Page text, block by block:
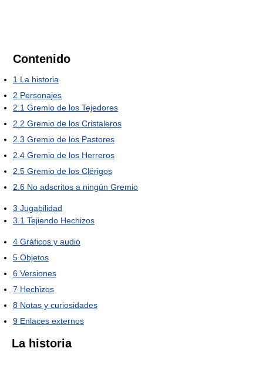
Contenido
1 La historia
2 Personajes
2.1 Gremio de los Tejedores
2.2 Gremio de los Cristaleros
2.3 Gremio de los Pastores
2.4 Gremio de los Herreros
2.5 Gremio de los Clérigos
2.6 No adscritos a ningún Gremio
3 Jugabilidad
3.1 Tejiendo Hechizos
4 Gráficos y audio
5 Objetos
6 Versiones
7 Hechizos
8 Notas y curiosidades
9 Enlaces externos
La historia